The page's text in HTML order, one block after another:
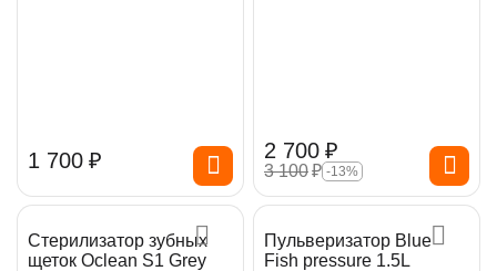
1 700 ₽ 2 700 ₽
3 100₽ -13%
Стерилизатор зубных
щеток Oclean S1 Grey
Пульверизатор Blue
Fish pressure 1.5L